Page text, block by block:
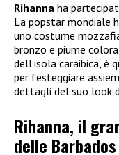
Rihanna ha
La popstar mondiale
uno costume
bronzo e piume
dell’isola caraibica, è
per festeggiare
dettagli del suo look
Rihanna, il
delle Barbados